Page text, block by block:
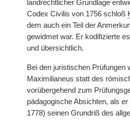
landrechtlicher Grundlage
Codex Civilis von 1756 schloß
dem auch ein Teil der
gewidmet war. Er kodifizierte
und übersichtlich.
Bei den juristischen Prüfungen
Maximilianeus statt des
vorübergehend zum
pädagogische Absichten, als
1778) seinen Grundriß des